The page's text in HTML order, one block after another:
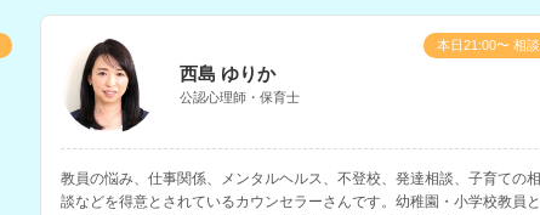
西島 ゆりか
公認心理師・保育士
教員の悩み、仕事関係、メンタルヘルス、不登校、発達相談、子育ての相
談などを得意とされているカウンセラーさんです。幼稚園・小学校教員と
本日21:00〜 相